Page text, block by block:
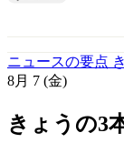
ニュースの要点
8月 7 (金)
きょうの3